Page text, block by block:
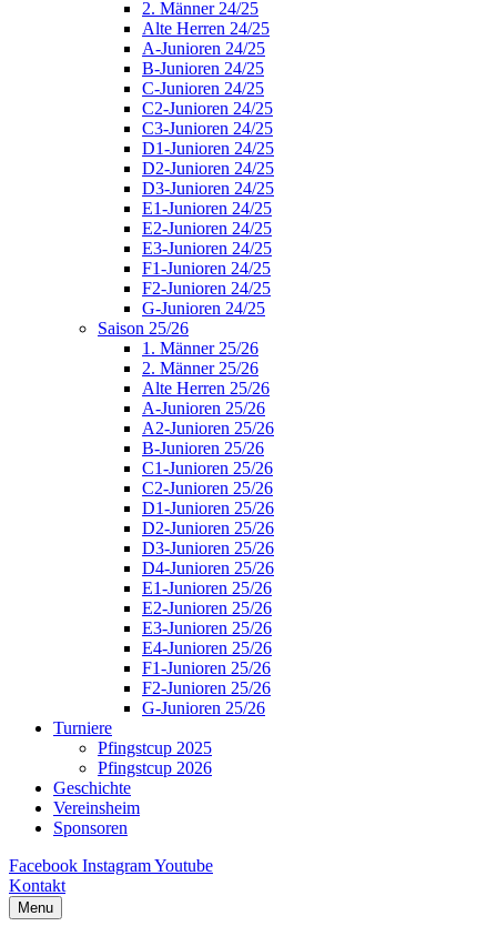
2. Männer 24/25
Alte Herren 24/25
A-Junioren 24/25
B-Junioren 24/25
C-Junioren 24/25
C2-Junioren 24/25
C3-Junioren 24/25
D1-Junioren 24/25
D2-Junioren 24/25
D3-Junioren 24/25
E1-Junioren 24/25
E2-Junioren 24/25
E3-Junioren 24/25
F1-Junioren 24/25
F2-Junioren 24/25
G-Junioren 24/25
Saison 25/26
1. Männer 25/26
2. Männer 25/26
Alte Herren 25/26
A-Junioren 25/26
A2-Junioren 25/26
B-Junioren 25/26
C1-Junioren 25/26
C2-Junioren 25/26
D1-Junioren 25/26
D2-Junioren 25/26
D3-Junioren 25/26
D4-Junioren 25/26
E1-Junioren 25/26
E2-Junioren 25/26
E3-Junioren 25/26
E4-Junioren 25/26
F1-Junioren 25/26
F2-Junioren 25/26
G-Junioren 25/26
Turniere
Pfingstcup 2025
Pfingstcup 2026
Geschichte
Vereinsheim
Sponsoren
Facebook InstagramYoutube
Kontakt
Menu